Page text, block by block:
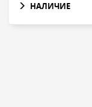
НАЛИЧИЕ